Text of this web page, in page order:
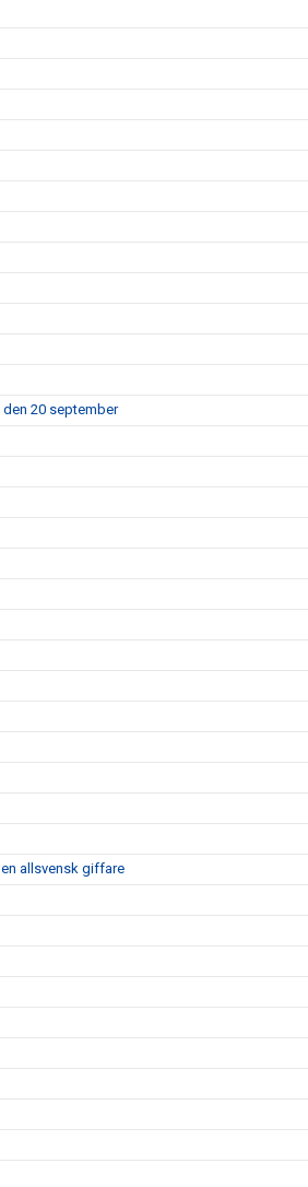
20 september
allsvensk giffare